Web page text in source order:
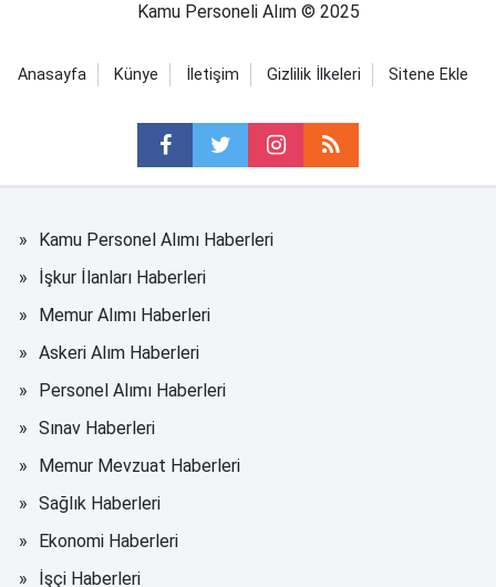
Kamu Personeli Alım © 2025
Anasayfa Künye İletişim Gizlilik İlkeleri Sitene Ekle
Kamu Personel Alımı Haberleri
İşkur İlanları Haberleri
Memur Alımı Haberleri
Askeri Alım Haberleri
Personel Alımı Haberleri
Sınav Haberleri
Memur Mevzuat Haberleri
Sağlık Haberleri
Ekonomi Haberleri
İşçi Haberleri